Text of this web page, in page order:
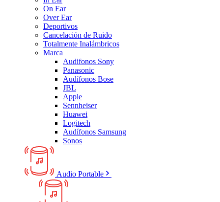
On Ear
Over Ear
Deportivos
Cancelación de Ruido
Totalmente Inalámbricos
Marca
Audifonos Sony
Panasonic
Audífonos Bose
JBL
Apple
Sennheiser
Huawei
Logitech
Audífonos Samsung
Sonos
Audio Portable